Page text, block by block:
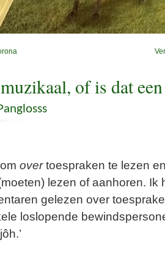
of is dat
overtoespraken te lezen
lezen of aanhoren. Ik
gelezen over
loslopende